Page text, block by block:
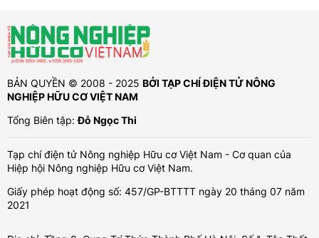
BẢN QUYỀN © 2008 - 2025 BỞI TẠP CHÍ ĐIỆN TỬ NÔNG
NGHIỆP HỮU CƠ VIỆT NAM
Tổng Biên tập:Đỗ Ngọc Thi
Tạp chí điện tử Nông nghiệp Hữu cơ Việt Nam - Cơ quan của
Hiệp hội Nông nghiệp Hữu cơ Việt Nam.
Giấy phép hoạt động số: 457/GP-BTTTT ngày 20 tháng 07 năm
2021